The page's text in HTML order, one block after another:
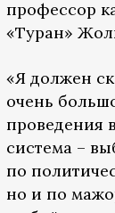
профессор
«Туран»
«Я должен
очень
проведения
система –
по
но и по